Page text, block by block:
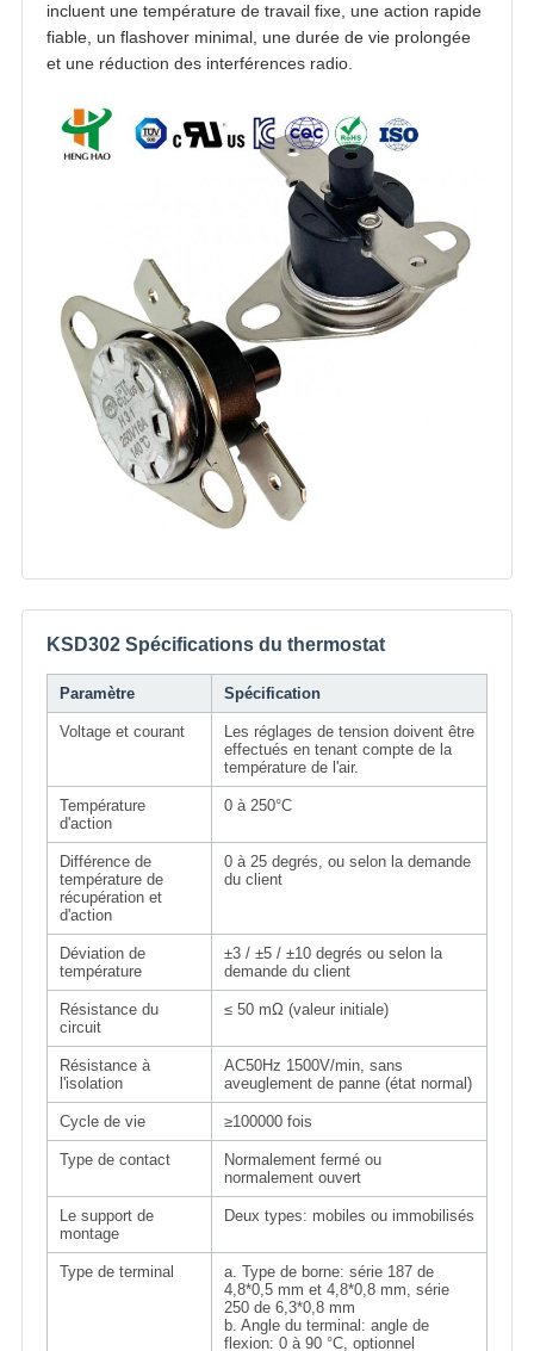
incluent une température de travail fixe, une action rapide
fiable, un flashover minimal, une durée de vie prolongée
et une réduction des interférences radio.
KSD302 Spécifications du thermostat
Paramètre Spécification
Voltage et courant
Les réglages de tension doivent être
effectués en tenant compte de la
température de l'air.
Température
d'action
0 à 250°C
Différence de
température de
récupération et
d'action
0 à 25 degrés, ou selon la demande
du client
Déviation de
température
±3 / ±5 / ±10 degrés ou selon la
demande du client
Résistance du
circuit
≤ 50 mΩ (valeur initiale)
Résistance à
l'isolation
AC50Hz 1500V/min, sans
aveuglement de panne (état normal)
Cycle de vie ≥100000 fois
Type de contact
Normalement fermé ou
normalement ouvert
Le support de
montage
Deux types: mobiles ou immobilisés
Type de terminal
a. Type de borne: série 187 de
4,8*0,5 mm et 4,8*0,8 mm, série
250 de 6,3*0,8 mm
b. Angle du terminal: angle de
flexion: 0 à 90 °C, optionnel